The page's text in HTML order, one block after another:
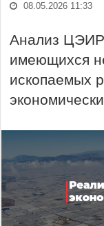
08.05.2026 11:33
Анализ ЦЭИР
имеющихся
ископаемых